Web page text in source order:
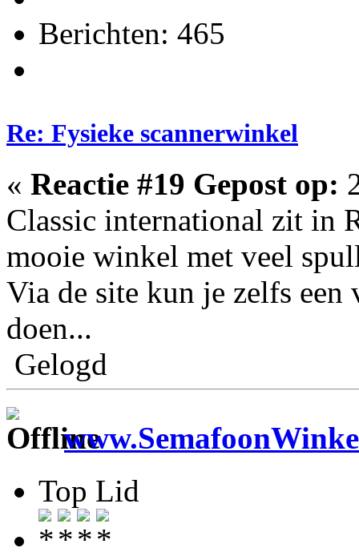
Berichten: 465
Re: Fysieke scannerwinkel
« Reactie #19 Gepost op:
Classic international zit in
mooie winkel met veel
Via de site kun je zelfs
doen...
Gelogd
Top Lid